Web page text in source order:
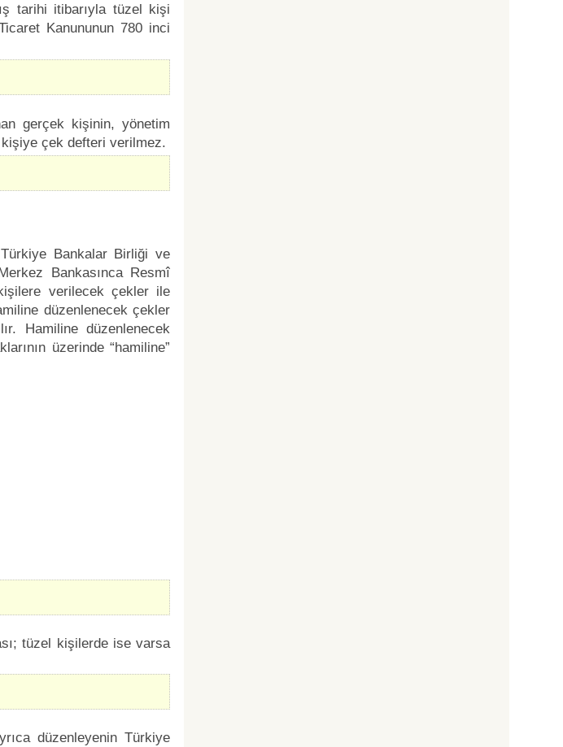
tarihi itibarıyla tüzel kişi
Kanununun 780 inci
gerçek kişinin, yönetim
çek defteri verilmez.
Bankalar Birliği ve
Bankasınca Resmî
verilecek çekler ile
düzenlenecek çekler
Hamiline düzenlenecek
üzerinde “hamiline”
tüzel kişilerde ise varsa
düzenleyenin Türkiye